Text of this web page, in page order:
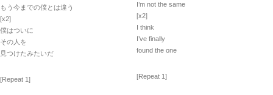
もう今までの僕とは違う
[x2]
僕はついに
その人を
見つけたみたいだ
[Repeat 1]
I’m not the same
[x2]
I think
I’ve finally
found the one
[Repeat 1]